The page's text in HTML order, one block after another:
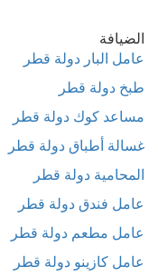
الضيافة
عامل البار دولة قطر
طبخ دولة قطر
مساعد كوك دولة قطر
غسالة أطباق دولة قطر
المحامية دولة قطر
عامل فندق دولة قطر
عامل مطعم دولة قطر
عامل كازينو دولة قطر